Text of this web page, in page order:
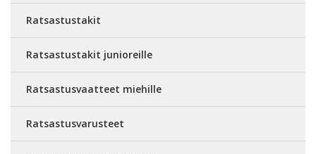
Ratsastustakit
Ratsastustakit junioreille
Ratsastusvaatteet miehille
Ratsastusvarusteet